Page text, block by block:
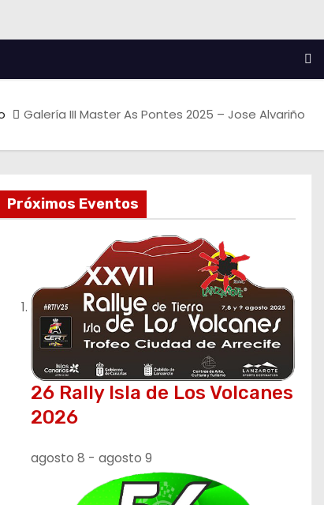
Galería III Master As Pontes 2025 – Jose Alvariño
Próximos Eventos
26 Rally Isla de Los Volcanes
2026
agosto 8 - agosto 9